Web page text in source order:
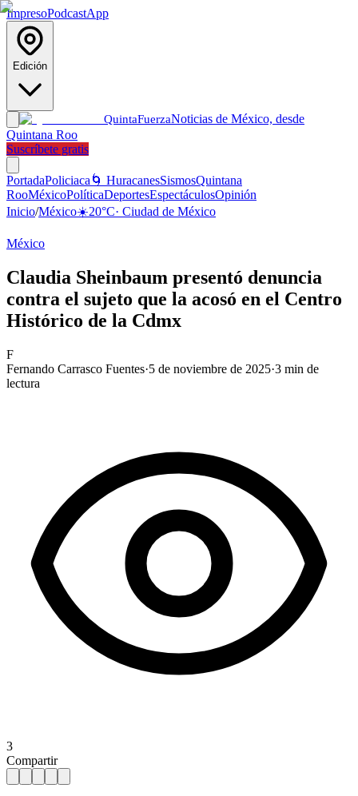
ImpresoPodcastApp
Edición
QuintaFuerzaNoticias de México, desde
Quintana Roo
Suscríbete gratis
PortadaPoliciaca 🌀 HuracanesSismosQuintana
RooMéxicoPolíticaDeportesEspectáculosOpinión
Inicio/México☀️20°C· Ciudad de México
México
Claudia Sheinbaum presentó denuncia
contra el sujeto que la acosó en el Centro
Histórico de la Cdmx
F
Fernando Carrasco Fuentes·5 de noviembre de 2025·3 min de
lectura
3
Compartir